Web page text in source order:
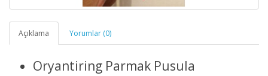
Açıklama Yorumlar (0)
Oryantiring Parmak Pusula